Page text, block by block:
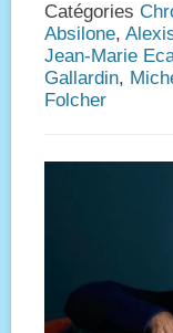
Catégories
Absilone,
Jean-Marie
Gallardin,
Folcher